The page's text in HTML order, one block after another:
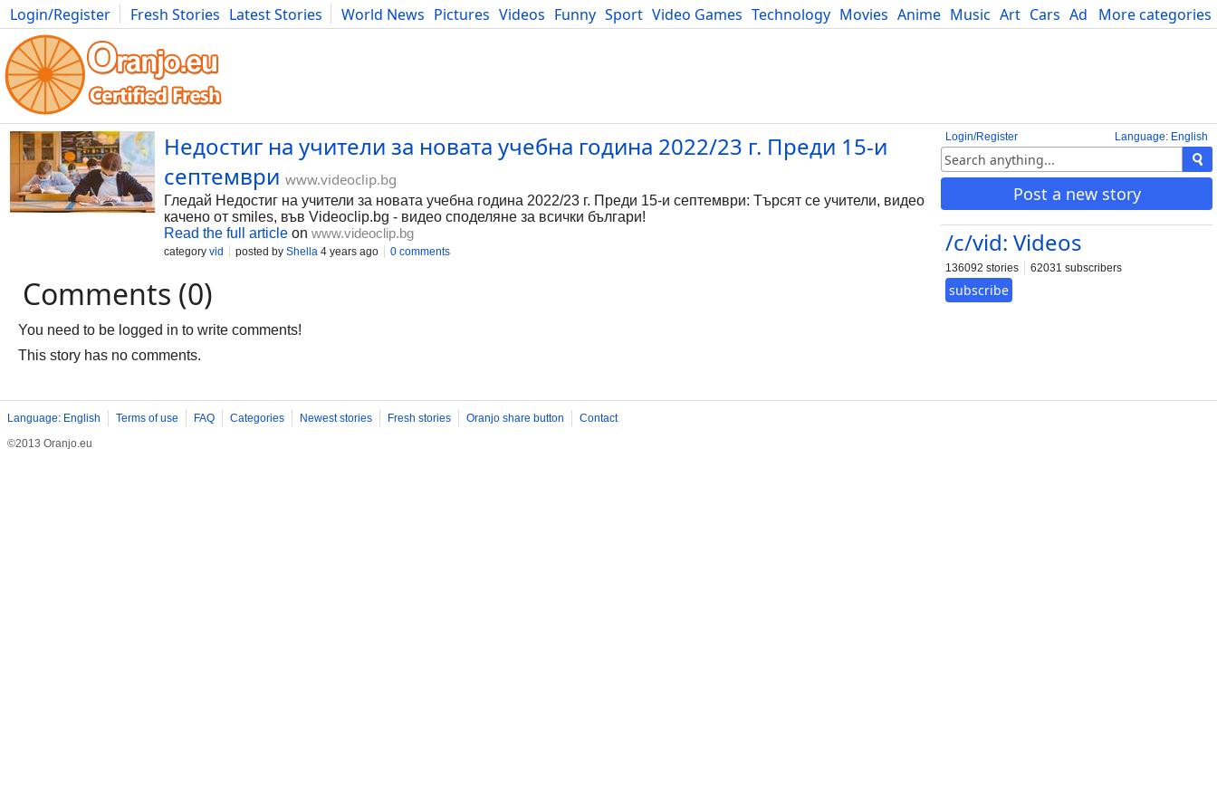
More categories
Login/Register Fresh Stories Latest Stories World News Pictures Videos Funny Sport Video Games Technology Movies Anime Music Art Cars Advice Science
Photography Comics Bulgaria Fitness Food Literature Developers Blog
Language: English
Login/Register
Post a new story
/c/vid: Videos
136092 stories 62031 subscribers
subscribe
Недостиг на учители за новата учебна година 2022/23 г. Преди 15-и
септември www.videoclip.bg
Гледай Недостиг на учители за новата учебна година 2022/23 г. Преди 15-и септември: Търсят се учители, видео
качено от smiles, във Videoclip.bg - видео споделяне за всички българи!
Read the full article on www.videoclip.bg
category vid posted by Shella 4 years ago 0 comments
Comments (0)
You need to be logged in to write comments!
This story has no comments.
Language: English Terms of use FAQ Categories Newest stories Fresh stories Oranjo share button
Contact
©2013 Oranjo.eu